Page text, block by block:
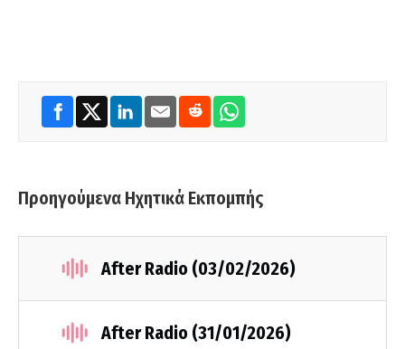
Προηγούμενα Ηχητικά Εκπομπής
After Radio (03/02/2026)
After Radio (31/01/2026)